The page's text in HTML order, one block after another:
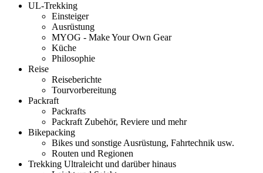
UL-Trekking
Einsteiger
Ausrüstung
MYOG - Make Your Own Gear
Küche
Philosophie
Reise
Reiseberichte
Tourvorbereitung
Packraft
Packrafts
Packraft Zubehör, Reviere und mehr
Bikepacking
Bikes und sonstige Ausrüstung, Fahrtechnik usw.
Routen und Regionen
Trekking Ultraleicht und darüber hinaus